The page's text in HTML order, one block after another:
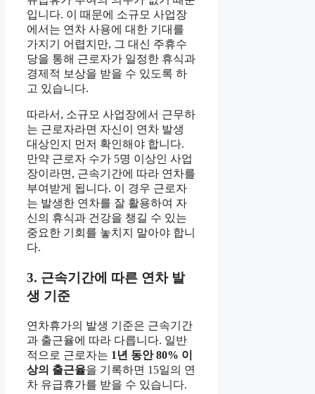
입니다. 이 때문에 소규모 사업장
에서는 연차 사용에 대한 기대를
가지기 어렵지만, 그 대신 주휴수
당을 통해 근로자가 일정한 휴식과
경제적 보상을 받을 수 있도록 하
고 있습니다.
따라서, 소규모 사업장에서 근무하
는 근로자라면 자신이 연차 발생
대상인지 먼저 확인해야 합니다.
만약 근로자 수가 5명 이상인 사업
장이라면, 근속기간에 따라 연차를
부여받게 됩니다. 이 경우 근로자
는 발생한 연차를 잘 활용하여 자
신의 휴식과 건강을 챙길 수 있는
중요한 기회를 놓치지 말아야 합니
다.
3. 근속기간에 따른 연차 발
생 기준
연차휴가의 발생 기준은 근속기간
과 출근율에 따라 다릅니다. 일반
적으로 근로자는 1년 동안 80% 이
상의 출근율을 기록하면 15일의 연
차 유급휴가를 받을 수 있습니다.